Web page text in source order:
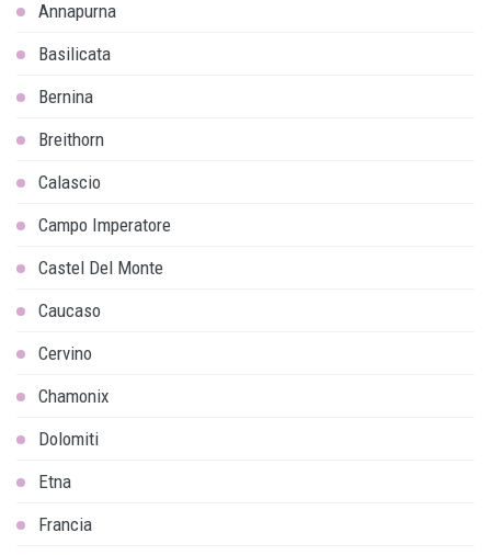
Annapurna
Basilicata
Bernina
Breithorn
Calascio
Campo Imperatore
Castel Del Monte
Caucaso
Cervino
Chamonix
Dolomiti
Etna
Francia